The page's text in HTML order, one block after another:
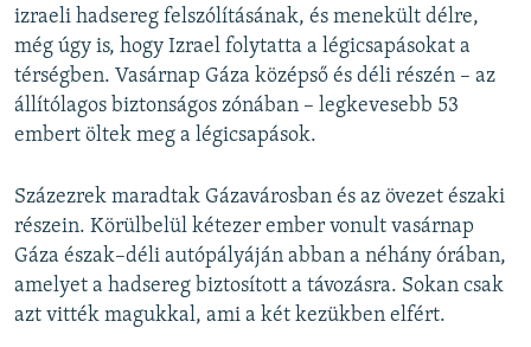
izraeli hadsereg felszólításának, és menekült délre,
még úgy is, hogy Izrael folytatta a légicsapásokat a
térségben. Vasárnap Gáza középső és déli részén – az
állítólagos biztonságos zónában – legkevesebb 53
embert öltek meg a légicsapások.
Százezrek maradtak Gázavárosban és az övezet északi
részein. Körülbelül kétezer ember vonult vasárnap
Gáza észak–déli autópályáján abban a néhány órában,
amelyet a hadsereg biztosított a távozásra. Sokan csak
azt vitték magukkal, ami a két kezükben elfért.